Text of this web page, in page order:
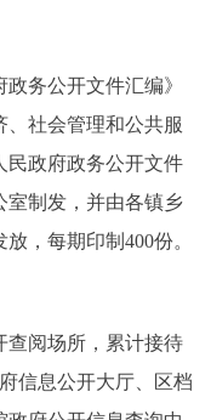
务公开文件汇编》
社会管理和公共服
民政府政务公开文件
室制发，并由各镇乡
，每期印制400份。
阅场所，累计接待
信息公开大厅、区档